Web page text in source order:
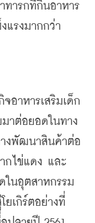
ทารกที่กินอาหาร
แรงมากกว่า
อาหารเสริมเด็ก
มาต่อยอดในทาง
างพัฒนาสินค้าต่อ
กไข่แดง และ
ในอุตสาหกรรม
ยเกิร์ตอย่างที่